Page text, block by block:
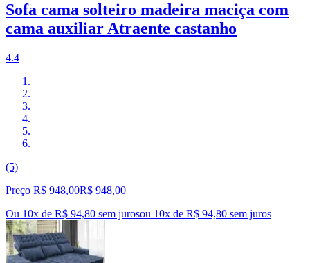
Sofa cama solteiro madeira maciça com
cama auxiliar Atraente castanho
4.4
(5)
Preço R$ 948,00R$ 948,00
Ou 10x de R$ 94,80 sem jurosou 10x de R$ 94,80 sem juros